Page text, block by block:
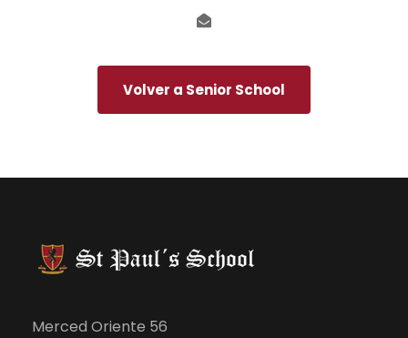
Volver a Senior School
Merced Oriente 56